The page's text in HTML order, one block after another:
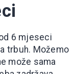
6 mjeseci
trbuh. Možemo
može sama